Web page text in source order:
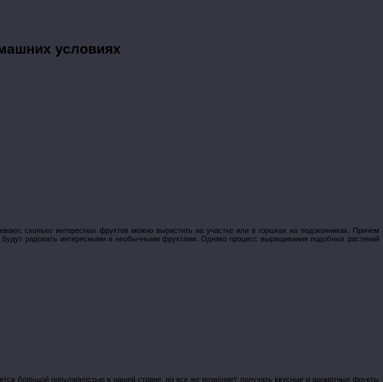
условиях
сколько интересных фруктов можно вырастить на участке или в горшках на подоконниках. Причем
радовать интересными и необычными фруктами. Однако процесс выращивания подобных растений
большой популярностью в нашей стране, но все же позволяет получать вкусные и ароматные фрукты